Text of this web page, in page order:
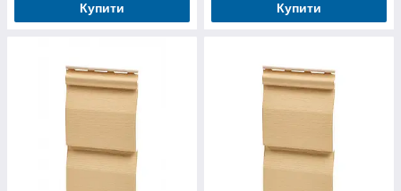
Купити Купити